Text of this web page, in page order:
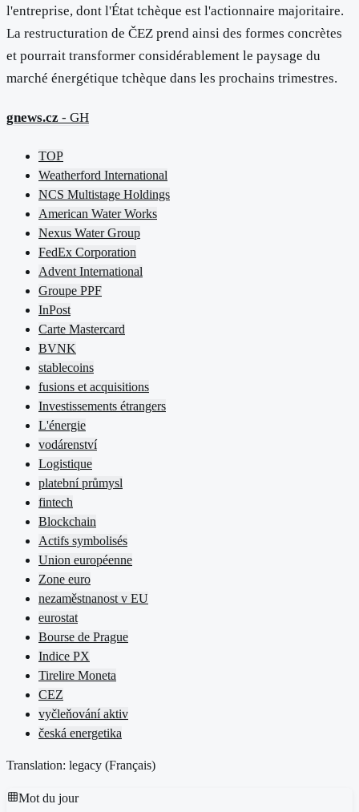
l'entreprise, dont l'État tchèque est l'actionnaire majoritaire.
La restructuration de ČEZ prend ainsi des formes concrètes
et pourrait transformer considérablement le paysage du
marché énergétique tchèque dans les prochains trimestres.
gnews.cz - GH
TOP
Weatherford International
NCS Multistage Holdings
American Water Works
Nexus Water Group
FedEx Corporation
Advent International
Groupe PPF
InPost
Carte Mastercard
BVNK
stablecoins
fusions et acquisitions
Investissements étrangers
L'énergie
vodárenství
Logistique
platební průmysl
fintech
Blockchain
Actifs symbolisés
Union européenne
Zone euro
nezaměstnanost v EU
eurostat
Bourse de Prague
Indice PX
Tirelire Moneta
CEZ
vyčleňování aktiv
česká energetika
Translation: legacy (Français)
Mot du jour